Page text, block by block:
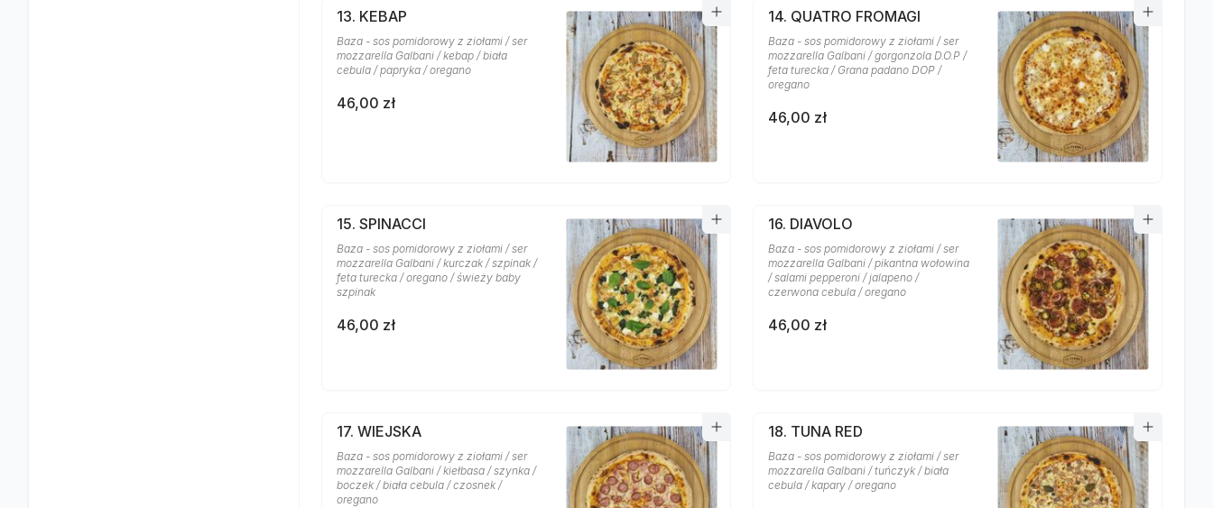
13. KEBAP
Baza - sos pomidorowy z ziołami / ser
mozzarella Galbani / kebap / biała
cebula / papryka / oregano
46,00 zł
14. QUATRO FROMAGI
Baza - sos pomidorowy z ziołami / ser
mozzarella Galbani / gorgonzola D.O.P /
feta turecka / Grana padano DOP /
oregano
46,00 zł
15. SPINACCI
Baza - sos pomidorowy z ziołami / ser
mozzarella Galbani / kurczak / szpinak /
feta turecka / oregano / świeży baby
szpinak
46,00 zł
16. DIAVOLO
Baza - sos pomidorowy z ziołami / ser
mozzarella Galbani / pikantna wołowina
/ salami pepperoni / jalapeno /
czerwona cebula / oregano
46,00 zł
17. WIEJSKA
Baza - sos pomidorowy z ziołami / ser
mozzarella Galbani / kiełbasa / szynka /
boczek / biała cebula / czosnek /
oregano
18. TUNA RED
Baza - sos pomidorowy z ziołami / ser
mozzarella Galbani / tuńczyk / biała
cebula / kapary / oregano